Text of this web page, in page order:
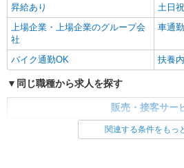
昇給あり
土日
上場企業・上場企業のグループ会
社
車通
バイク通勤OK 扶養
同じ職種から求人を探す
販売・接客サー
関連する条件をもっ